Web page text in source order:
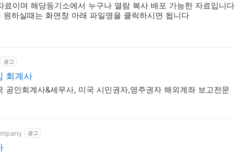
료이며 해당등기소에서 누구나 열람 복사 배포 가능한 자료입니다
원하실때는 화면창 아래 파일명을 클릭하시면 됩니다
광고
회계사
공인회계사&세무사, 미국 시민권자,영주권자 해외계좌 보고전문
광고